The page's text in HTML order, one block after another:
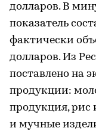
долларов. В
показатель
фактически
долларов. Из
поставлено на
продукции:
продукция, рис
и мучные